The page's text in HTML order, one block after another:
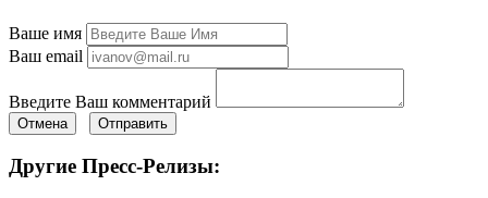
Ваше имя
Ваш email
Введите Ваш комментарий
Отмена Отправить
Другие Пресс-Релизы: